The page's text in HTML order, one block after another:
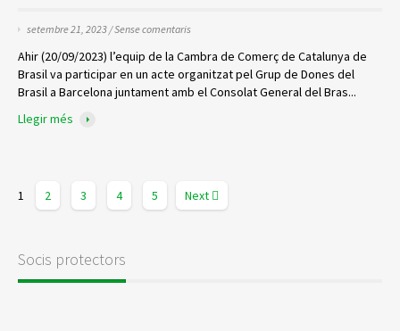
setembre 21, 2023 /Sense comentaris
Ahir (20/09/2023) l’equip de la Cambra de Comerç de Catalunya de
Brasil va participar en un acte organitzat pel Grup de Dones del
Brasil a Barcelona juntament amb el Consolat General del Bras...
Llegir més
1 2 3 4 5 Next
Socis protectors